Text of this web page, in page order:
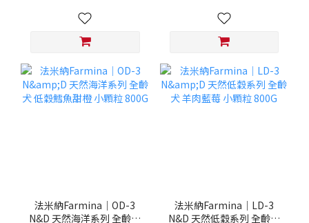
法米納Farmina｜OD-3
N&D 天然海洋系列 全齡犬
法米納Farmina｜LD-3
N&D 天然低穀系列 全齡犬